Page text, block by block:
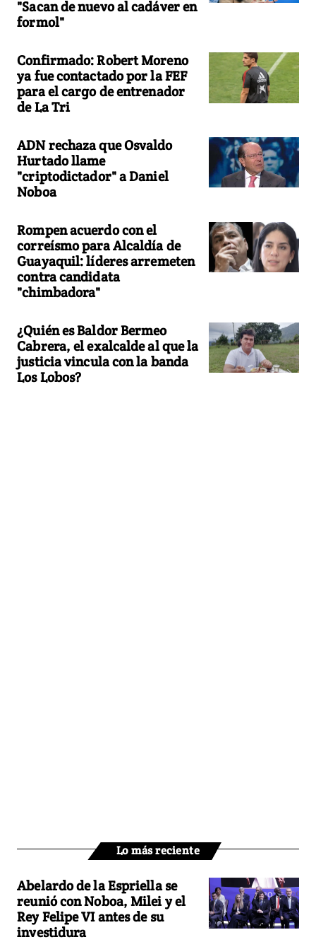
"Sacan de nuevo al cadáver en
formol"
Confirmado: Robert Moreno
ya fue contactado por la FEF
para el cargo de entrenador
de La Tri
ADN rechaza que Osvaldo
Hurtado llame
"criptodictador" a Daniel
Noboa
Rompen acuerdo con el
correísmo para Alcaldía de
Guayaquil: líderes arremeten
contra candidata
"chimbadora"
¿Quién es Baldor Bermeo
Cabrera, el exalcalde al que la
justicia vincula con la banda
Los Lobos?
Lo más reciente
Abelardo de la Espriella se
reunió con Noboa, Milei y el
Rey Felipe VI antes de su
investidura